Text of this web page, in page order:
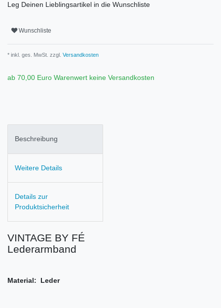
Leg Deinen Lieblingsartikel in die Wunschliste
Wunschliste
* inkl. ges. MwSt. zzgl. Versandkosten
ab 70,00 Euro Warenwert keine Versandkosten
Beschreibung
Weitere Details
Details zur
Produktsicherheit
VINTAGE BY FÉ
Lederarmband
Material: Leder